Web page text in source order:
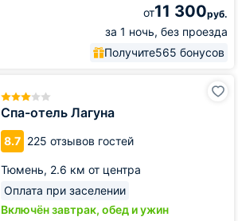
от11 300руб.
за 1 ночь, без проезда
Получите565 бонусов
Спа-отель Лагуна
8.7 225 отзывов гостей
Тюмень, 2.6 км от центра
Оплата при заселении
Включён завтрак, обед и ужин